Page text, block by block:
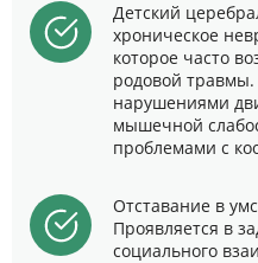
Детский
хроническое
которое часто
родовой травмы.
нарушениями
мышечной
проблемами с
Отставание в
Проявляется в
социального